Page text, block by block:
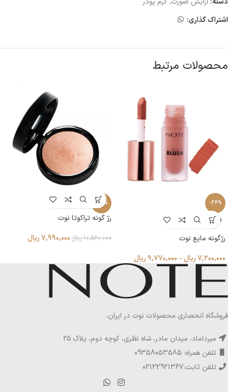
اشتراک گذاری:
محصولات مرتبط
-26%
ناموجو
د
رژگونه مایع نوت
۷,۲۰۰,۰۰۰ریال–۹,۷۷۰,۰۰۰ریال
-24%
رژ گونه تراکوتا نوت
۱۰,۵۶۰,۰۰۰ ریال ۷,۹۹۰,۰۰۰ریال
فروشگاه انحصاری محصولات نوت در ایران.
میرداماد، میدان مادر، شاه نظری، کوچه دوم، پلاک ۲۵
تلفن همراه: 09358053585
تلفن ثابت:02122921367